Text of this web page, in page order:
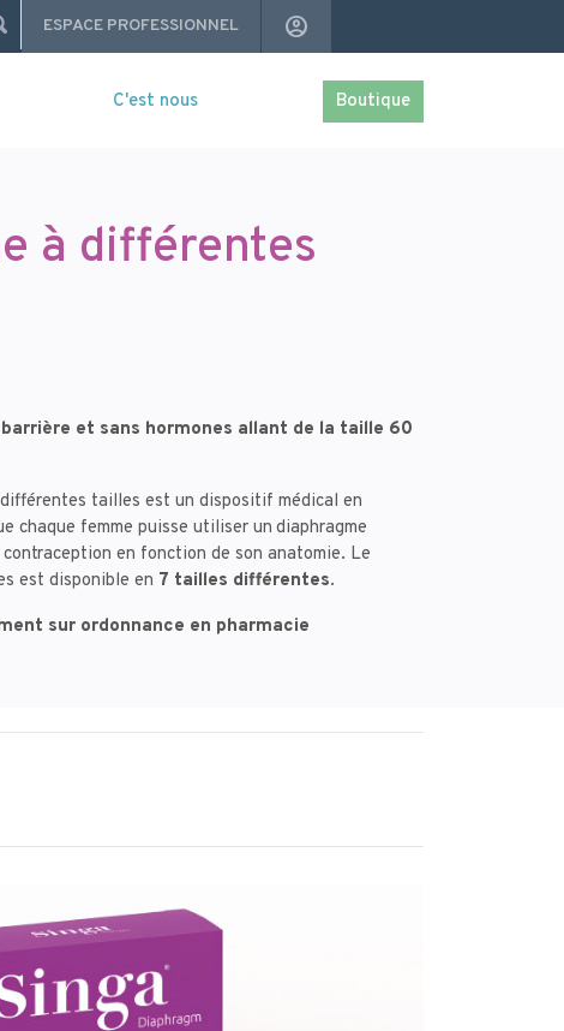
Navigation
secondaire
ESPACE PROFESSIONNEL ACCOUNT_CIRCLE
C'est nous Boutique
à différentes
et sans hormones allant de la taille 60
tailles est un dispositif médical en
chaque femme puisse utiliser un diaphragme
en fonction de son anatomie. Le
est disponible en 7 tailles différentes.
sur ordonnance en pharmacie